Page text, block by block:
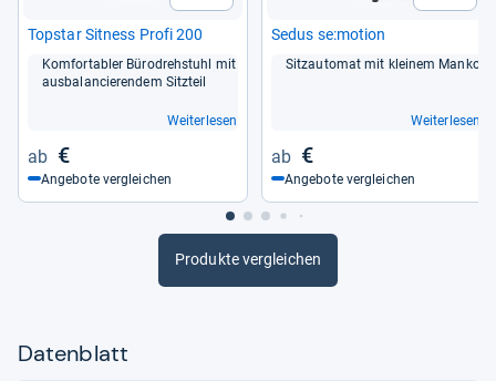
Top­star Sit­ness Profi 200
Kom­for­ta­bler Büro­dreh­stuhl mit
aus­ba­lan­cie­ren­dem Sitz­teil
Weiterlesen
€
Angebote vergleichen
Sedus se:motion
Sitz­au­to­mat mit klei­nem Manko
Weiterlesen
€
Angebote vergleichen
Produkte vergleichen
Datenblatt